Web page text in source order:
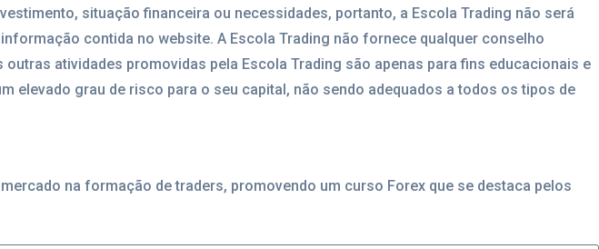
situação financeira ou necessidades, portanto, a Escola Trading não será
contida no website. A Escola Trading não fornece qualquer conselho
atividades promovidas pela Escola Trading são apenas para fins educacionais e
elevado grau de risco para o seu capital, não sendo adequados a todos os tipos de
na formação de traders, promovendo um curso Forex que se destaca pelos